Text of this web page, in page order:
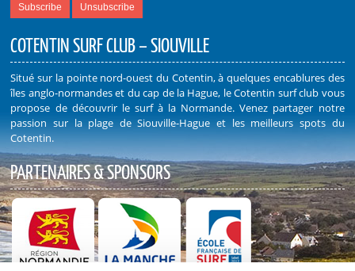
COTENTIN SURF CLUB – SIOUVILLE
Situé sur la pointe nord-ouest du Cotentin, à quelques encablures des
îles anglo-normandes et du cap de la Hague, le Cotentin surf club vous
propose de découvrir le surf à la Normande. Venez partager notre
passion sur la plage de Siouville-Hague et les meilleurs spots du
Cotentin.
PARTENAIRES & SPONSORS